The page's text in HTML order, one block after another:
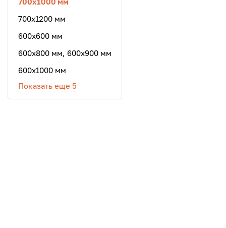
700x1200 мм
600х600 мм
600х800 мм, 600x900 мм
600х1000 мм
Показать еще 5